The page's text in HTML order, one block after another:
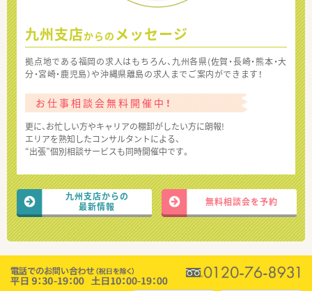
九州支店からの メッセージ
拠点地である福岡の求人はもちろん、九州各県(佐賀・長崎・熊本・大
分・宮崎・鹿児島）や沖縄県離島の求人までご案内ができます！
お仕事相談会無料開催中！
更に、お忙しい方やキャリアの棚卸がしたい方に朗報!
エリアを熟知したコンサルタントによる、
“出張”個別相談サービスも同時開催中です。
九州支店からの
最新情報
無料相談会を予約